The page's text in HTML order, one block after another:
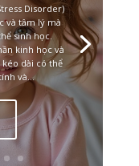
Disorder)
và tâm lý mà
sinh học.
kinh học và
dài có thể
và...